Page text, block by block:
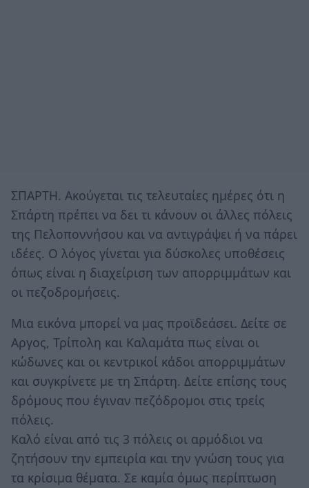
ΣΠΑΡΤΗ. Ακούγεται τις τελευταίες ημέρες ότι η
Σπάρτη πρέπει να δει τι κάνουν οι άλλες πόλεις
της Πελοποννήσου και να αντιγράψει ή να πάρει
ιδέες. Ο λόγος γίνεται για δύσκολες υποθέσεις
όπως είναι η διαχείριση των απορριμμάτων και
οι πεζοδρομήσεις.
Μια εικόνα μπορεί να μας προϊδεάσει. Δείτε σε
Αργος, Τρίπολη και Καλαμάτα πως είναι οι
κώδωνες και οι κεντρικοί κάδοι απορριμμάτων
και συγκρίνετε με τη Σπάρτη. Δείτε επίσης τους
δρόμους που έγιναν πεζόδρομοι στις τρείς
πόλεις.
Καλό είναι από τις 3 πόλεις οι αρμόδιοι να
ζητήσουν την εμπειρία και την γνώση τους για
τα κρίσιμα θέματα. Σε καμία όμως περίπτωση